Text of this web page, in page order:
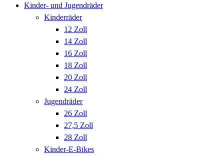
Kinder- und Jugendräder
Kinderräder
12 Zoll
14 Zoll
16 Zoll
18 Zoll
20 Zoll
24 Zoll
Jugendräder
26 Zoll
27,5 Zoll
28 Zoll
Kinder-E-Bikes